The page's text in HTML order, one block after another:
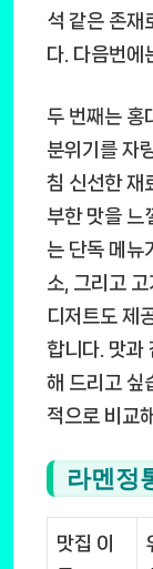
석 같은 존재
다. 다음번에
두 번째는 홍
분위기를 자
침 신선한 재
부한 맛을 느
는 단독 메뉴
소, 그리고
디저트도 제
합니다. 맛과
해 드리고 싶
적으로 비교
라멘정
맛집 이